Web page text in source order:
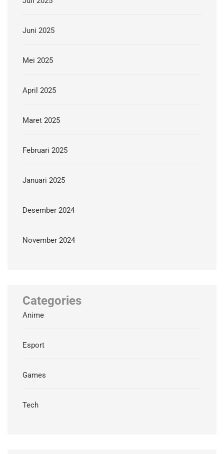
Juni 2025
Mei 2025
April 2025
Maret 2025
Februari 2025
Januari 2025
Desember 2024
November 2024
Categories
Anime
Esport
Games
Tech